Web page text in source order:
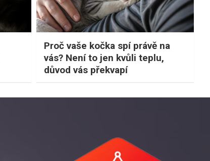
Proč vaše kočka spí právě na
vás? Není to jen kvůli teplu,
důvod vás překvapí